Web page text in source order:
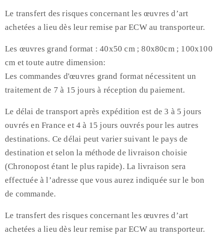
Le transfert des risques concernant les œuvres d’art
achetées a lieu dès leur remise par ECW au transporteur.
Les œuvres grand format : 40x50 cm ; 80x80cm ; 100x100
cm et toute autre dimension:
Les commandes d'œuvres grand format nécessitent un
traitement de 7 à 15 jours à réception du paiement.
Le délai de transport après expédition est de 3 à 5 jours
ouvrés en France et 4 à 15 jours ouvrés pour les autres
destinations. Ce délai peut varier suivant le pays de
destination et selon la méthode de livraison choisie
(Chronopost étant le plus rapide). La livraison sera
effectuée à l’adresse que vous aurez indiquée sur le bon
de commande.
Le transfert des risques concernant les œuvres d’art
achetées a lieu dès leur remise par ECW au transporteur.